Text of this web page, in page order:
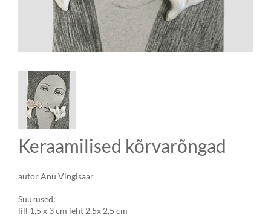
Keraamilised kõrvarõngad
autor Anu Vingisaar
Suurused:
lill 1,5 x 3 cm leht 2,5x 2,5 cm